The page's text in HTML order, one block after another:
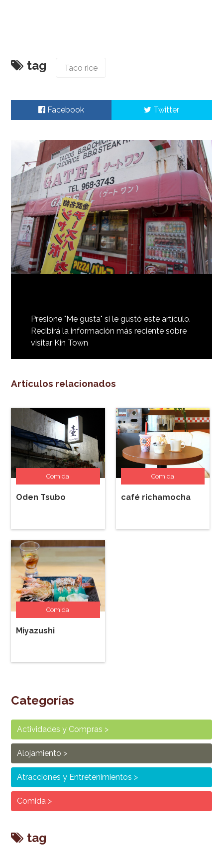
tag Taco rice
Facebook Twitter
Presione "Me gusta" si le gustó este artículo.
Recibirá la información más reciente sobre
visitar Kin Town
Artículos relacionados
Comida
Oden Tsubo
Comida
café richamocha
Comida
Miyazushi
Categorías
Actividades y Compras
Alojamiento
Atracciones y Entretenimientos
Comida
tag